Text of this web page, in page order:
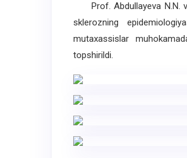
Prof. Abdullayeva N.N.
sklerozning
mutaxassislar
topshirildi.